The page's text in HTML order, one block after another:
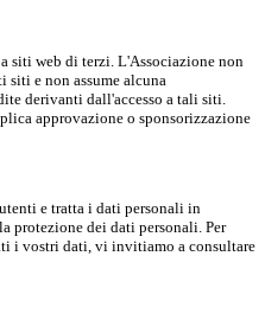
siti web di terzi. L'Associazione non
e non assume alcuna
derivanti dall'accesso a tali siti.
approvazione o sponsorizzazione
e tratta i dati personali in
protezione dei dati personali. Per
i vostri dati, vi invitiamo a consultare